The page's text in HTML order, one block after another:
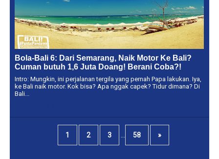
Bola-Bali 6: Dari Semarang, Naik Motor Ke Bali?
Cuman butuh 1,6 Juta Doang! Berani Coba?!
Intro: Mungkin, ini perjalanan tergila yang pernah Papa lakukan. Iya,
ke Bali naik motor. Kok bisa? Apa nggak capek? Tidur dimana? Di
Bali...
1 2 3 ... 58 »